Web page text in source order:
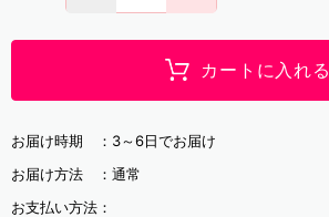
カートに入れる
お届け時期 ： 3～6日でお届け
お届け方法 ： 通常
お支払い方法：